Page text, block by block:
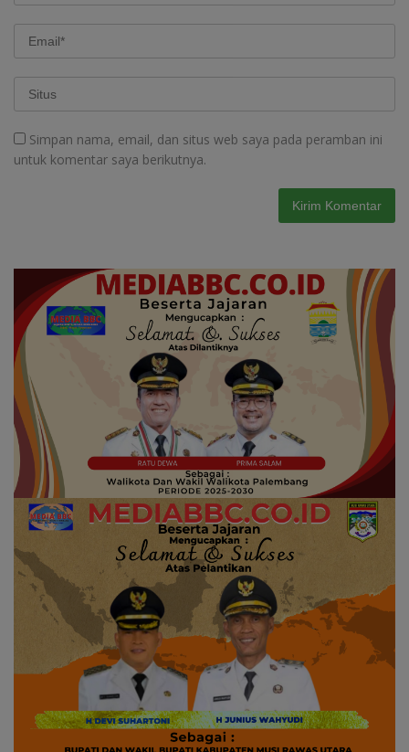
Simpan nama, email, dan situs web saya pada peramban ini
untuk komentar saya berikutnya.